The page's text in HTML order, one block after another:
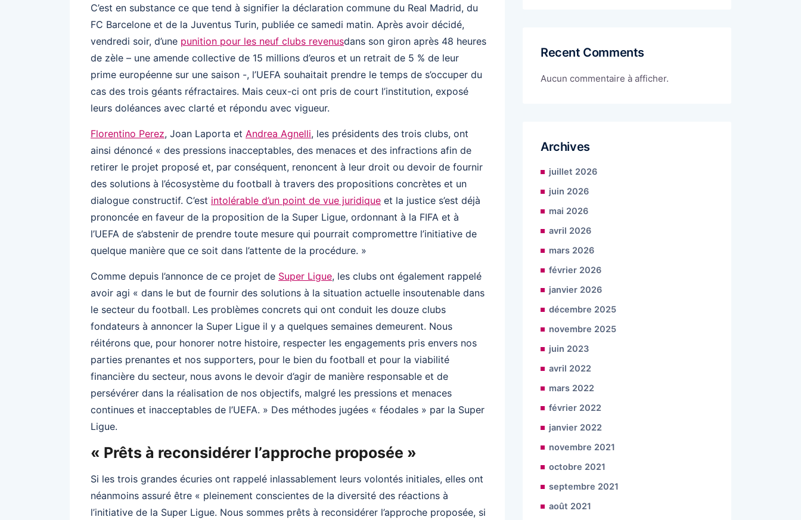
C’est en substance ce que tend à signifier la déclaration commune du Real Madrid, du
FC Barcelone et de la Juventus Turin, publiée ce samedi matin. Après avoir décidé,
vendredi soir, d’une punition pour les neuf clubs revenusdans son giron après 48 heures
de zèle – une amende collective de 15 millions d’euros et un retrait de 5 % de leur
prime européenne sur une saison -, l’UEFA souhaitait prendre le temps de s’occuper du
cas des trois géants réfractaires. Mais ceux-ci ont pris de court l’institution, exposé
leurs doléances avec clarté et répondu avec vigueur.
Florentino Perez, Joan Laporta et Andrea Agnelli, les présidents des trois clubs, ont
ainsi dénoncé « des pressions inacceptables, des menaces et des infractions afin de
retirer le projet proposé et, par conséquent, renoncent à leur droit ou devoir de fournir
des solutions à l’écosystème du football à travers des propositions concrètes et un
dialogue constructif. C’est intolérable d’un point de vue juridique et la justice s’est déjà
prononcée en faveur de la proposition de la Super Ligue, ordonnant à la FIFA et à
l’UEFA de s’abstenir de prendre toute mesure qui pourrait compromettre l’initiative de
quelque manière que ce soit dans l’attente de la procédure. »
Comme depuis l’annonce de ce projet de Super Ligue, les clubs ont également rappelé
avoir agi « dans le but de fournir des solutions à la situation actuelle insoutenable dans
le secteur du football. Les problèmes concrets qui ont conduit les douze clubs
fondateurs à annoncer la Super Ligue il y a quelques semaines demeurent. Nous
réitérons que, pour honorer notre histoire, respecter les engagements pris envers nos
parties prenantes et nos supporters, pour le bien du football et pour la viabilité
financière du secteur, nous avons le devoir d’agir de manière responsable et de
persévérer dans la réalisation de nos objectifs, malgré les pressions et menaces
continues et inacceptables de l’UEFA. » Des méthodes jugées « féodales » par la Super
Ligue.
« Prêts à reconsidérer l’approche proposée »
Si les trois grandes écuries ont rappelé inlassablement leurs volontés initiales, elles ont
néanmoins assuré être « pleinement conscientes de la diversité des réactions à
l’initiative de la Super Ligue. Nous sommes prêts à reconsidérer l’approche proposée, si
Recent Comments
Aucun commentaire à afficher.
Archives
juillet 2026
juin 2026
mai 2026
avril 2026
mars 2026
février 2026
janvier 2026
décembre 2025
novembre 2025
juin 2023
avril 2022
mars 2022
février 2022
janvier 2022
novembre 2021
octobre 2021
septembre 2021
août 2021